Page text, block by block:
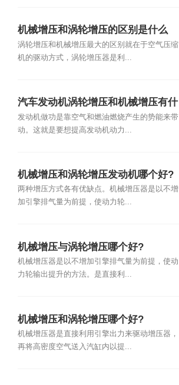
机械增压和涡轮增压的区别是什么
涡轮增压和机械增压最大的区别就在于空气压缩
机的驱动方式，涡轮增压器是利...
汽车发动机涡轮增压和机械增压有什
么区别？
发动机做功是靠空气和燃油燃烧产生的势能来带
动。这就是要想提高发动机动力...
机械增压和涡轮增压发动机哪个好?
两种增压方式各有优缺点。机械增压器是以不增
加引擎排气量为前提，使动力轮...
机械增压与涡轮增压哪个好?
机械增压器是以不增加引擎排气量为前提，使动
力轮输出提升的方法。是直接利...
机械增压和涡轮增压哪个好?
机械增压器是直接利用引擎出力来驱动增压器，
再将高密度空气送入汽缸内以提...